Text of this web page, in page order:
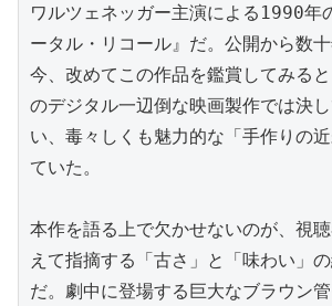
ワルツェネッガー主演による1990年
ータル・リコール』だ。公開から数
今、改めてこの作品を鑑賞してみる
のデジタル一辺倒な映画製作では決
い、毒々しくも魅力的な「手作りの
ていた。
本作を語る上で欠かせないのが、視
えて指摘する「古さ」と「味わい」
だ。劇中に登場する巨大なブラウン